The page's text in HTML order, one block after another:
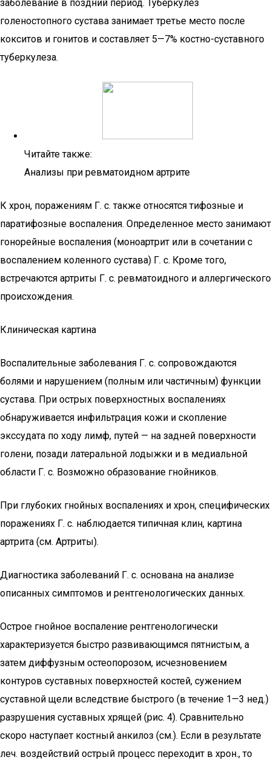
заболевание в поздний период. Туберкулез
голеностопного сустава занимает третье место после
кокситов и гонитов и составляет 5—7% костно-суставного
туберкулеза.
Читайте также:
Анализы при ревматоидном артрите
К хрон, поражениям Г. с. также относятся тифозные и
паратифозные воспаления. Определенное место занимают
гонорейные воспаления (моноартрит или в сочетании с
воспалением коленного сустава) Г. с. Кроме того,
встречаются артриты Г. с. ревматоидного и аллергического
происхождения.
Клиническая картина
Воспалительные заболевания Г. с. сопровождаются
болями и нарушением (полным или частичным) функции
сустава. При острых поверхностных воспалениях
обнаруживается инфильтрация кожи и скопление
экссудата по ходу лимф, путей — на задней поверхности
голени, позади латеральной лодыжки и в медиальной
области Г. с. Возможно образование гнойников.
При глубоких гнойных воспалениях и хрон, специфических
поражениях Г. с. наблюдается типичная клин, картина
артрита (см. Артриты).
Диагностика заболеваний Г. с. основана на анализе
описанных симптомов и рентгенологических данных.
Острое гнойное воспаление рентгенологически
характеризуется быстро развивающимся пятнистым, а
затем диффузным остеопорозом, исчезновением
контуров суставных поверхностей костей, сужением
суставной щели вследствие быстрого (в течение 1—3 нед.)
разрушения суставных хрящей (рис. 4). Сравнительно
скоро наступает костный анкилоз (см.). Если в результате
леч. воздействий острый процесс переходит в хрон., то